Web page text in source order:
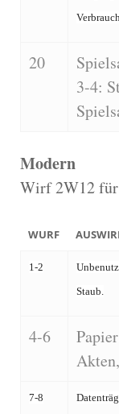
20
3-4:
Modern
Wirf 2W12 für
WURF
1-2
Staub.
4-6
7-8